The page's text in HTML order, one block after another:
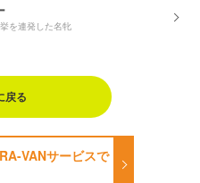
を連発した名牝
戻る
VANサービスで